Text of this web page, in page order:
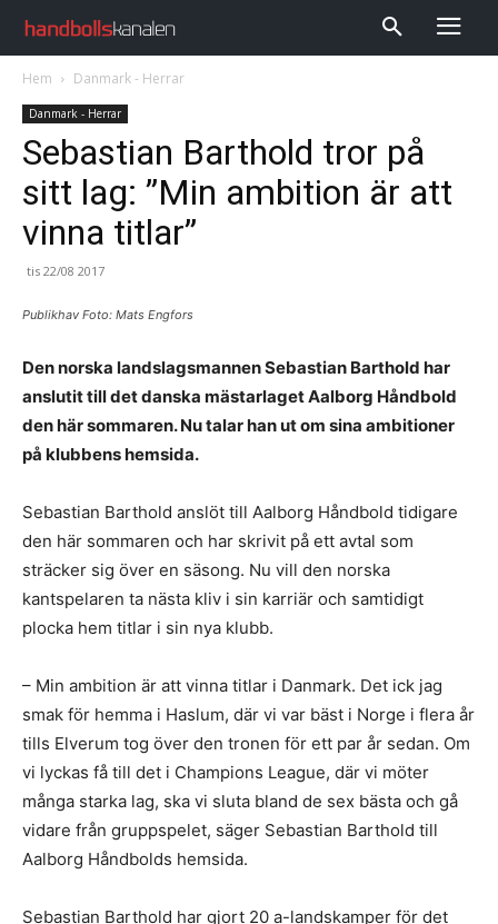
Hem Danmark - Herrar
Danmark - Herrar
Sebastian Barthold tror på
sitt lag: ”Min ambition är att
vinna titlar”
tis 22/08 2017
Publikhav Foto: Mats Engfors
Den norska landslagsmannen Sebastian Barthold har
anslutit till det danska mästarlaget Aalborg Håndbold
den här sommaren. Nu talar han ut om sina ambitioner
på klubbens hemsida.
Sebastian Barthold anslöt till Aalborg Håndbold tidigare
den här sommaren och har skrivit på ett avtal som
sträcker sig över en säsong. Nu vill den norska
kantspelaren ta nästa kliv i sin karriär och samtidigt
plocka hem titlar i sin nya klubb.
– Min ambition är att vinna titlar i Danmark. Det ick jag
smak för hemma i Haslum, där vi var bäst i Norge i flera år
tills Elverum tog över den tronen för ett par år sedan. Om
vi lyckas få till det i Champions League, där vi möter
många starka lag, ska vi sluta bland de sex bästa och gå
vidare från gruppspelet, säger Sebastian Barthold till
Aalborg Håndbolds hemsida.
Sebastian Barthold har gjort 20 a-landskamper för det